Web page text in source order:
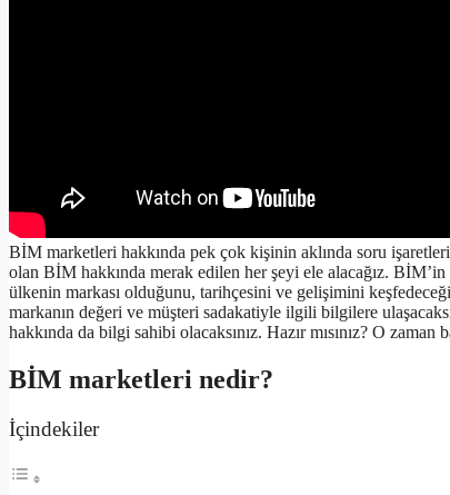
BİM marketleri hakkında pek çok kişinin aklında soru
olan BİM hakkında merak edilen her şeyi ele alacağız.
ülkenin markası olduğunu, tarihçesini ve gelişimini
markanın değeri ve müşteri sadakatiyle ilgili bilgilere
hakkında da bilgi sahibi olacaksınız. Hazır mısınız? O zaman
BİM marketleri nedir?
İçindekiler